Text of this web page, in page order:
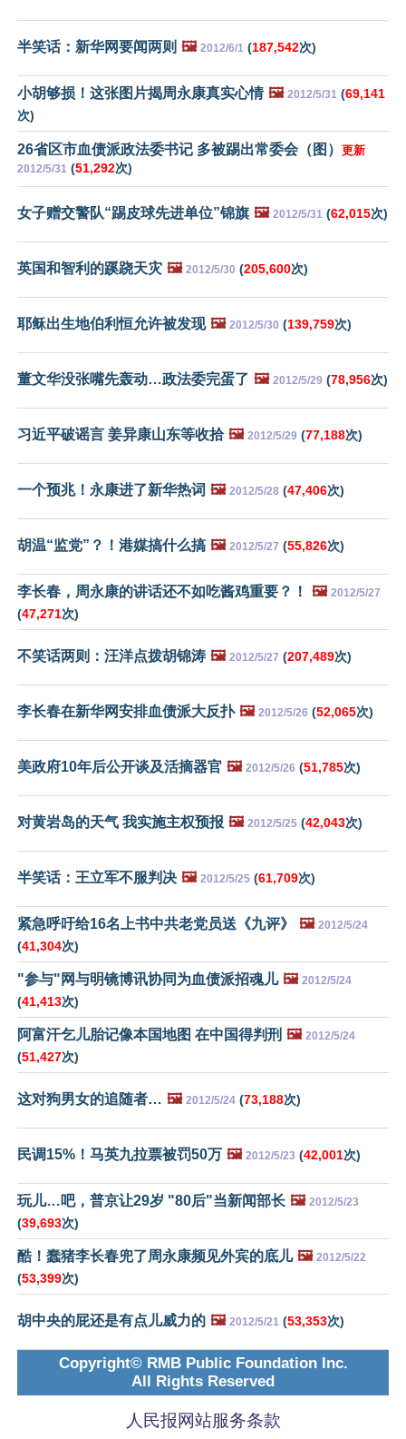
半笑话：新华网要闻两则 🖼️ 2012/6/1 (187,542次)
小胡够损！这张图片揭周永康真实心情 🖼️ 2012/5/31 (69,141
次)
26省区市血债派政法委书记 多被踢出常委会（图） 更新
2012/5/31 (51,292次)
女子赠交警队“踢皮球先进单位”锦旗 🖼️ 2012/5/31 (62,015次)
英国和智利的蹊跷天灾 🖼️ 2012/5/30 (205,600次)
耶稣出生地伯利恒允许被发现 🖼️ 2012/5/30 (139,759次)
董文华没张嘴先轰动…政法委完蛋了 🖼️ 2012/5/29 (78,956次)
习近平破谣言 姜异康山东等收拾 🖼️ 2012/5/29 (77,188次)
一个预兆！永康进了新华热词 🖼️ 2012/5/28 (47,406次)
胡温“监党”？！港媒搞什么搞 🖼️ 2012/5/27 (55,826次)
李长春，周永康的讲话还不如吃酱鸡重要？！ 🖼️ 2012/5/27
(47,271次)
不笑话两则：汪洋点拨胡锦涛 🖼️ 2012/5/27 (207,489次)
李长春在新华网安排血债派大反扑 🖼️ 2012/5/26 (52,065次)
美政府10年后公开谈及活摘器官 🖼️ 2012/5/26 (51,785次)
对黄岩岛的天气 我实施主权预报 🖼️ 2012/5/25 (42,043次)
半笑话：王立军不服判决 🖼️ 2012/5/25 (61,709次)
紧急呼吁给16名上书中共老党员送《九评》 🖼️ 2012/5/24
(41,304次)
"参与"网与明镜博讯协同为血债派招魂儿 🖼️ 2012/5/24
(41,413次)
阿富汗乞儿胎记像本国地图 在中国得判刑 🖼️ 2012/5/24
(51,427次)
这对狗男女的追随者… 🖼️ 2012/5/24 (73,188次)
民调15%！马英九拉票被罚50万 🖼️ 2012/5/23 (42,001次)
玩儿…吧，普京让29岁 "80后"当新闻部长 🖼️ 2012/5/23
(39,693次)
酷！蠢猪李长春兜了周永康频见外宾的底儿 🖼️ 2012/5/22
(53,399次)
胡中央的屁还是有点儿威力的 🖼️ 2012/5/21 (53,353次)
Copyright© RMB Public Foundation Inc.
All Rights Reserved
人民报网站服务条款